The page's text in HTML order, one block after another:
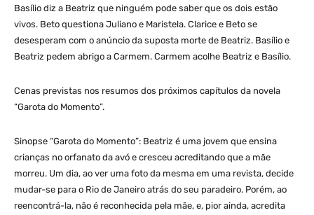
Basílio diz a Beatriz que ninguém pode saber que os dois estão
vivos. Beto questiona Juliano e Maristela. Clarice e Beto se
desesperam com o anúncio da suposta morte de Beatriz. Basílio e
Beatriz pedem abrigo a Carmem. Carmem acolhe Beatriz e Basílio.
Cenas previstas nos resumos dos próximos capítulos da novela
“Garota do Momento”.
Sinopse “Garota do Momento”: Beatriz é uma jovem que ensina
crianças no orfanato da avó e cresceu acreditando que a mãe
morreu. Um dia, ao ver uma foto da mesma em uma revista, decide
mudar-se para o Rio de Janeiro atrás do seu paradeiro. Porém, ao
reencontrá-la, não é reconhecida pela mãe, e, pior ainda, acredita